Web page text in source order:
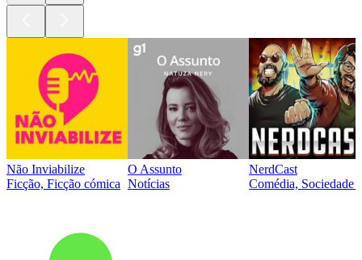
Não Inviabilize
Ficção, Ficção cómica
O Assunto
Notícias
NerdCast
Comédia, Sociedade